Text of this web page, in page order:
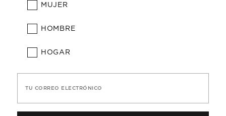
MUJER
HOMBRE
HOGAR
TU CORREO ELECTRÓNICO